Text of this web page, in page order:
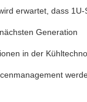
erwartet, dass 1U-
Generation
in der